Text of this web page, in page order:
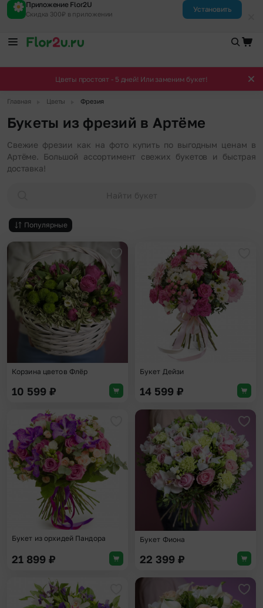
Приложение Flor2U
Скидка 300₽ в приложении
Установить
Цветы простоят - 5 дней! Или заменим букет!
Главная Цветы Фрезия
Букеты из фрезий в Артёме
Свежие фрезии как на фото купить по выгодным ценам в
Артёме. Большой ассортимент свежих букетов и быстрая
доставка!
Найти букет
Популярные
Добавить в избранное
Корзина цветов Флёр
10 599 ₽
Букет Дейзи
14 599 ₽
Добавить в избранное
Букет из орхидей Пандора
21 899 ₽
Букет Фиона
22 399 ₽
Добавить в избранное